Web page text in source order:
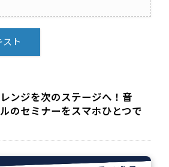
ト
ンジを次のステージへ！音
のセミナーをスマホひとつで